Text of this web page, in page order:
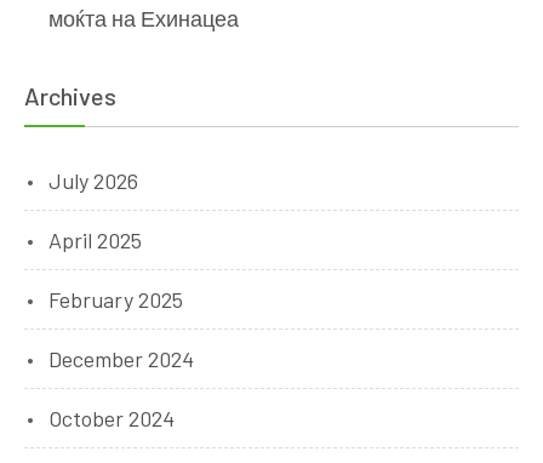
моќта на Ехинацеа
Archives
July 2026
April 2025
February 2025
December 2024
October 2024